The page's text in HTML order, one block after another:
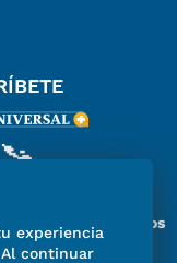
del Grupo de Diarios
experiencia
continuar